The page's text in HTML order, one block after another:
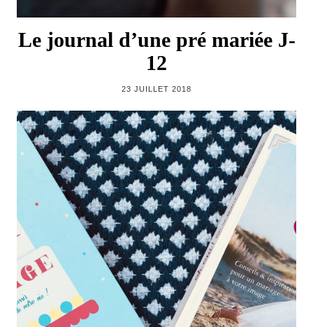
Le journal d’une pré mariée J-
12
23 JUILLET 2018